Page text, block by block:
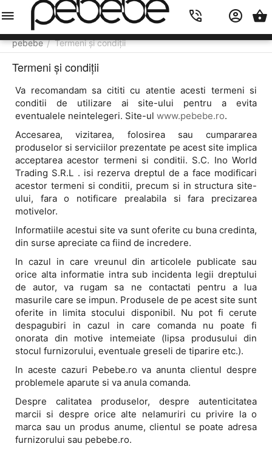
pebebe / Termeni și condiții
Termeni și condiții
Va recomandam sa cititi cu atentie acesti termeni si
conditii de utilizare ai site-ului pentru a evita
eventualele neintelegeri. Site-ul www.pebebe.ro.
Accesarea, vizitarea, folosirea sau cumpararea
produselor si serviciilor prezentate pe acest site implica
acceptarea acestor termeni si conditii. S.C. Ino World
Trading S.R.L . isi rezerva dreptul de a face modificari
acestor termeni si conditii, precum si in structura site-
ului, fara o notificare prealabila si fara precizarea
motivelor.
Informatiile acestui site va sunt oferite cu buna credinta,
din surse apreciate ca fiind de incredere.
In cazul in care vreunul din articolele publicate sau
orice alta informatie intra sub incidenta legii dreptului
de autor, va rugam sa ne contactati pentru a lua
masurile care se impun. Produsele de pe acest site sunt
oferite in limita stocului disponibil. Nu pot fi cerute
despagubiri in cazul in care comanda nu poate fi
onorata din motive intemeiate (lipsa produsului din
stocul furnizorului, eventuale greseli de tiparire etc.).
In aceste cazuri Pebebe.ro va anunta clientul despre
problemele aparute si va anula comanda.
Despre calitatea produselor, despre autenticitatea
marcii si despre orice alte nelamuriri cu privire la o
marca sau un produs anume, clientul se poate adresa
furnizorului sau pebebe.ro.
Meniu Caută Cos